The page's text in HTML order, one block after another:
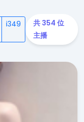
i349
共 354 位
主播